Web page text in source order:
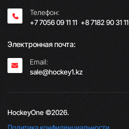
Телефон:
+7 7056 09 11 11; +8 7182 90 31 11
Электронная почта:
Email:
sale@hockey1.kz
HockeyOne ©2026.
Политика конфиденциальности